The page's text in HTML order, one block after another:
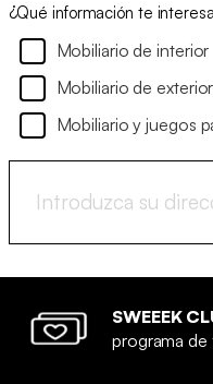
¿Qué información te
Mobiliario de interior
Mobiliario de exterior
Mobiliario y juegos
SWEEEK
programa de